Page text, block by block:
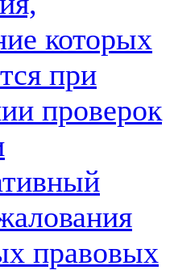
которых
при
проверок
правовых